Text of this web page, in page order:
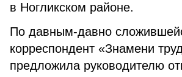
в Ногликском районе.
По давным-давно
корреспондент «Знамени
предложила руководителю